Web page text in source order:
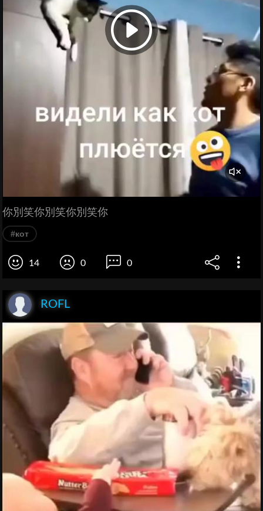
你別笑你別笑你別笑你
#кот
14 0 0
ROFL